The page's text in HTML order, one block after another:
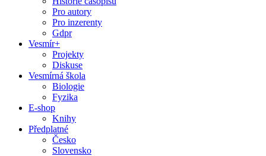
Pro autory
Pro inzerenty
Gdpr
Vesmír+
Projekty
Diskuse
Vesmírná škola
Biologie
Fyzika
E-shop
Knihy
Předplatné
Česko
Slovensko